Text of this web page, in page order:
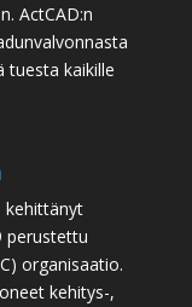
ActCAD:n
tuesta kaikille
kehittänyt
perustettu
organisaatio.
kehitys-,